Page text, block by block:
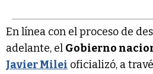
En línea con el proceso de
adelante, el Gobierno
Javier Milei oficializó, a